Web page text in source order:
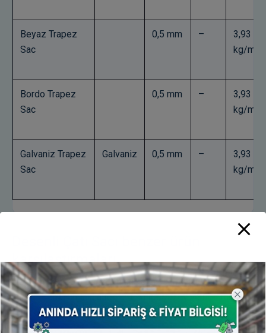
Beyaz Trapez
Sac
0,5 mm –
3,93
kg/m²
Bordo Trapez
Sac
0,5 mm –
3,93
kg/m²
Galvaniz Trapez
Sac
Galvaniz 0,5 mm –
3,93
kg/m²
karşılaştırmaları
Desenli Çatı Sacı benzer ürün karşılaştırmaları aynı
kullanım amacındaki alternatif kalite, yüzey ve üretim
formlarının fiyat ve performans farkını gösterir.